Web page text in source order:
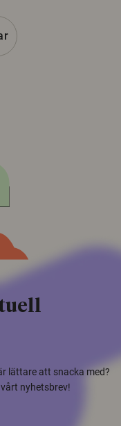
lättare att snacka med?
nyhetsbrev!